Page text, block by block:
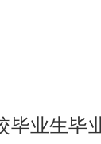
业生毕